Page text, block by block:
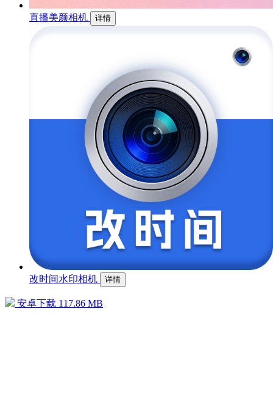
直播美颜相机 详情
改时间水印相机 详情
安卓下载 117.86 MB